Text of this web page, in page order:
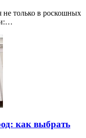
не только в роскошных
как выбрать